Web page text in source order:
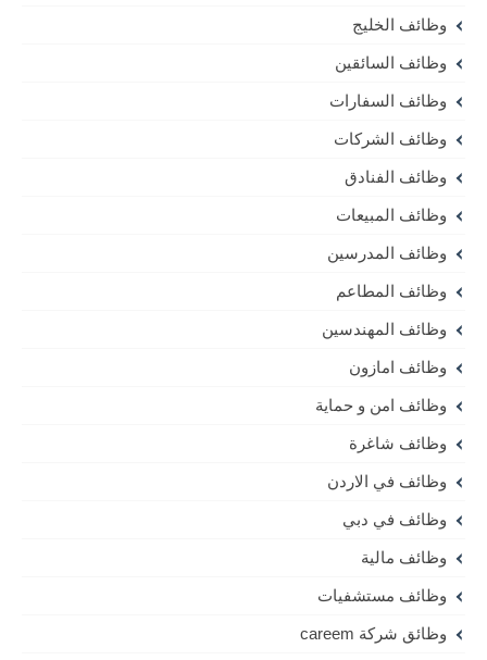
وظائف الخليج
وظائف السائقين
وظائف السفارات
وظائف الشركات
وظائف الفنادق
وظائف المبيعات
وظائف المدرسين
وظائف المطاعم
وظائف المهندسين
وظائف امازون
وظائف امن و حماية
وظائف شاغرة
وظائف في الاردن
وظائف في دبي
وظائف مالية
وظائف مستشفيات
وظائق شركة careem